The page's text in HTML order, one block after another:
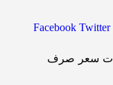
Facebook Twitter
سعر صرف